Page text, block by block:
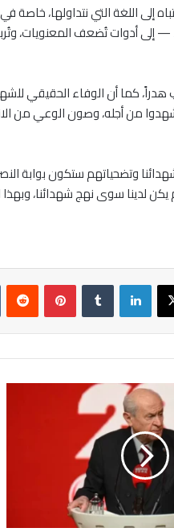
إلى اللغة التي نتداولها،
أدوات تُضعف المعنويات،
كما أن الوفاء الحقيقي
من أجله، وصون الوعي من
شهدائنا وتضحياتهم ستكون
يكن لدينا سوى نهج شهدائنا،
‫X لينكدإن بينتيريست